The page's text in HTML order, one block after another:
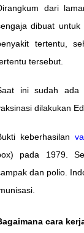
dari
dibuat untuk
tertentu,
tersebut.
ini sudah ada
dilakukan
keberhasilan
pada 1979.
dan polio.
cara